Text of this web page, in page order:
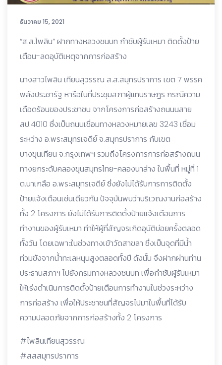
ธันวาคม 15, 2021
“ส.ส.ไพลิน” ฝากทางหลวงชนบท กำชับผู้รับเหมา ติดตั้งป้าย
เตือน-ลดอุบัติเหตุจากการก่อสร้าง
นางสาวไพลิน เทียนสุวรรณ ส.ส.สมุทรปราการ เขต 7 พรรค
พลังประชารัฐ หารือในที่ประชุมสภาผู้แทนราษฎร กรณีความ
เดือดร้อนของประชาชน จากโครงการก่อสร้างถนนนสาย
สป.4010 ซึ่งเป็นถนนเชื่อมทางหลวงหมายเลข 3243 เชื่อม
ระหว่าง อ.พระสมุทรเจดีย์ จ.สมุทรปราการ กับเขต
บางขุนเทียน จ.กรุงเทพฯ รวมถึงโครงการการก่อสร้างถนน
ทางยกระดับคลองขุนสมุทรไทย-คลองนาล่าง ในพื้นที่ หมู่ที่ 1
ต.นาเกลือ อ.พระสมุทรเจดีย์ ซึ่งยังไม่ได้รับการการติดตั้ง
ป้ายแจ้งเตือนเช่นเดียวกัน ปัจจุบันพบว่าบริเวณงานก่อสร้าง
ทั้ง 2 โครงการ ยังไม่ได้รับการติดตั้งป้ายแจ้งเตือนการ
ทำงานของผู้รับเหมา ทำให้ผู้ที่สัญจรเกิดอุบัติบ่อยครั้งตลอด
ทั้งวัน โดยเฉพาะในช่วงทางเข้าวัดสาขลา ซึ่งเป็นจุดที่มีน้ำ
ท่วมขังจากน้ำทะเลหนุนสูงตลอดทั้งปี ดังนั้น จึงฝากผ่านท่าน
ประธานสภาฯ ไปยังกรมทางหลวงชนบท เพื่อกำชับผู้รับเหมา
ให้เร่งดำเนินการติดตั้งป้ายเตือนการทำงานในช่วงระหว่าง
การก่อสร้าง เพื่อให้ประชาชนที่สัญจรไปมาในพื้นที่ได้รับ
ความปลอดภัยจากการก่อสร้างทั้ง 2 โครงการ
#ไพลินเทียนสุวรรณ
#สสสมุทรปราการ